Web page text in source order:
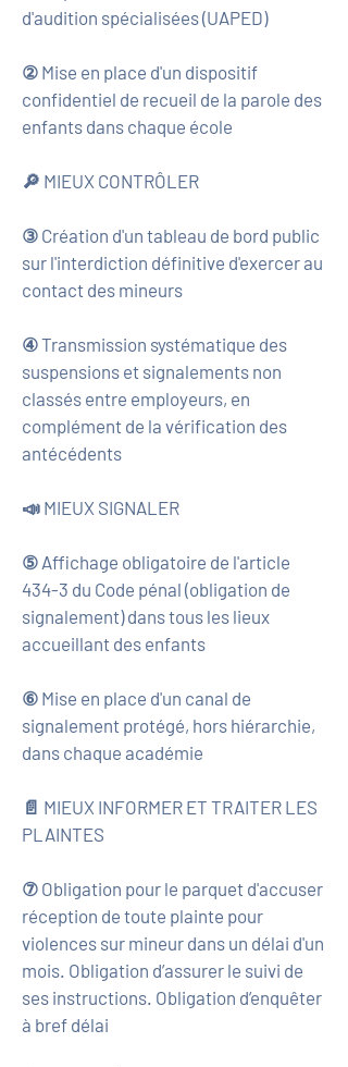
d'audition spécialisées (UAPED)
② Mise en place d'un dispositif
confidentiel de recueil de la parole des
enfants dans chaque école
🔎 MIEUX CONTRÔLER
③ Création d'un tableau de bord public
sur l'interdiction définitive d'exercer au
contact des mineurs
④ Transmission systématique des
suspensions et signalements non
classés entre employeurs, en
complément de la vérification des
antécédents
📣 MIEUX SIGNALER
⑤ Affichage obligatoire de l'article
434-3 du Code pénal (obligation de
signalement) dans tous les lieux
accueillant des enfants
⑥ Mise en place d'un canal de
signalement protégé, hors hiérarchie,
dans chaque académie
📄 MIEUX INFORMER ET TRAITER LES
PLAINTES
⑦ Obligation pour le parquet d'accuser
réception de toute plainte pour
violences sur mineur dans un délai d'un
mois. Obligation d’assurer le suivi de
ses instructions. Obligation d’enquêter
à bref délai